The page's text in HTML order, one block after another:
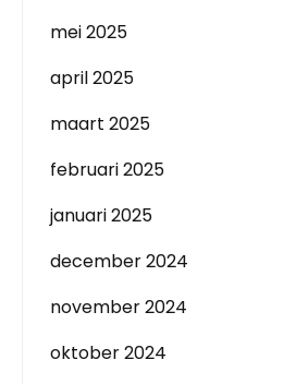
mei 2025
april 2025
maart 2025
februari 2025
januari 2025
december 2024
november 2024
oktober 2024